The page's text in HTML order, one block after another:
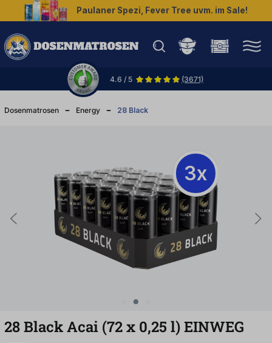
springen Paulaner Spezi, Fever Tree uvm. im Sale!
4.6 / 5 (3671)
Dosenmatrosen Energy 28 Black
3x
28 Black Acai (72x 0,25 l)EINWEG